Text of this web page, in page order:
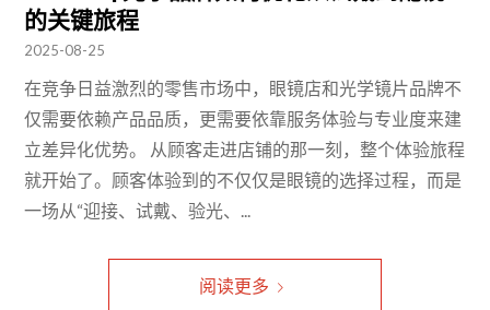
的关键旅程
2025-08-25
在竞争日益激烈的零售市场中，眼镜店和光学镜片品牌不
仅需要依赖产品品质，更需要依靠服务体验与专业度来建
立差异化优势。 从顾客走进店铺的那一刻，整个体验旅程
就开始了。顾客体验到的不仅仅是眼镜的选择过程，而是
一场从“迎接、试戴、验光、...
阅读更多